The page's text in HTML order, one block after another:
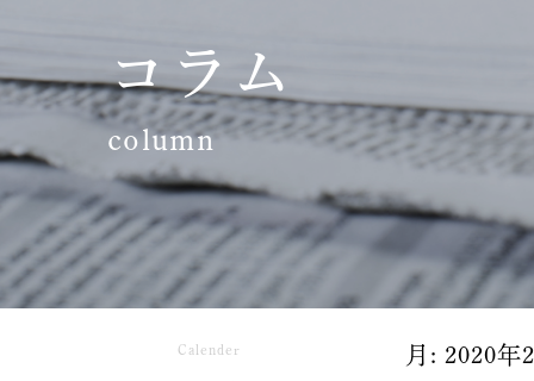
コラム
column
月: 2020年
Calender